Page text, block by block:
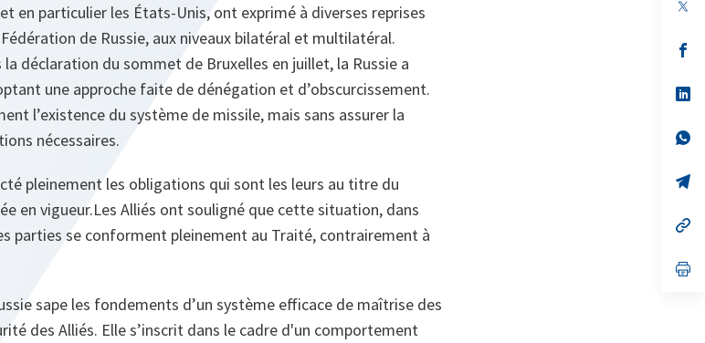
en particulier les États-Unis, ont exprimé à diverses reprises
de Russie, aux niveaux bilatéral et multilatéral.
la déclaration du sommet de Bruxelles en juillet, la Russie a
une approche faite de dénégation et d’obscurcissement.
l’existence du système de missile, mais sans assurer la
nécessaires.
pleinement les obligations qui sont les leurs au titre du
en vigueur.Les Alliés ont souligné que cette situation, dans
parties se conforment pleinement au Traité, contrairement à
sape les fondements d’un système efficace de maîtrise des
des Alliés. Elle s’inscrit dans le cadre d'un comportement